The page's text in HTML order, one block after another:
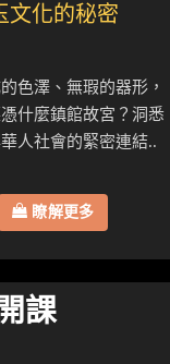
文化的秘密
色澤、無瑕的器形，
什麼鎮館故宮？洞悉
人社會的緊密連結..
瞭解更多
課